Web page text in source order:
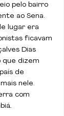
pelo bairro
ao Sena.
lugar era
ficavam
Dias
que dizem
de
nele.
com